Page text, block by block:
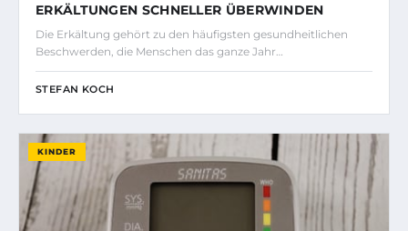
ERKÄLTUNGEN SCHNELLER ÜBERWINDEN
Die Erkältung gehört zu den häufigsten gesundheitlichen
Beschwerden, die Menschen das ganze Jahr…
STEFAN KOCH
KINDER